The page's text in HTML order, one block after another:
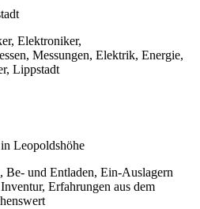
Elektroniker,
Messungen, Elektrik, Energie,
Lippstadt
Leopoldshöhe
Be- und Entladen, Ein-Auslagern
Erfahrungen aus dem